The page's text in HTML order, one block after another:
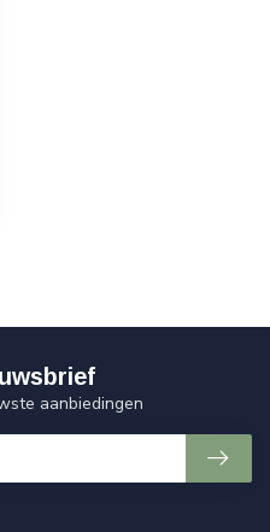
aanbiedingen